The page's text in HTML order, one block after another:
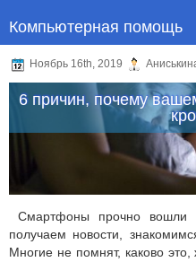
Компьютерная помощь
Ноябрь 16th, 2019
6 причин, почему
Смартфоны прочно
получаем новости,
Многие не помнят, каково